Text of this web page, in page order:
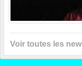
Voir toutes les